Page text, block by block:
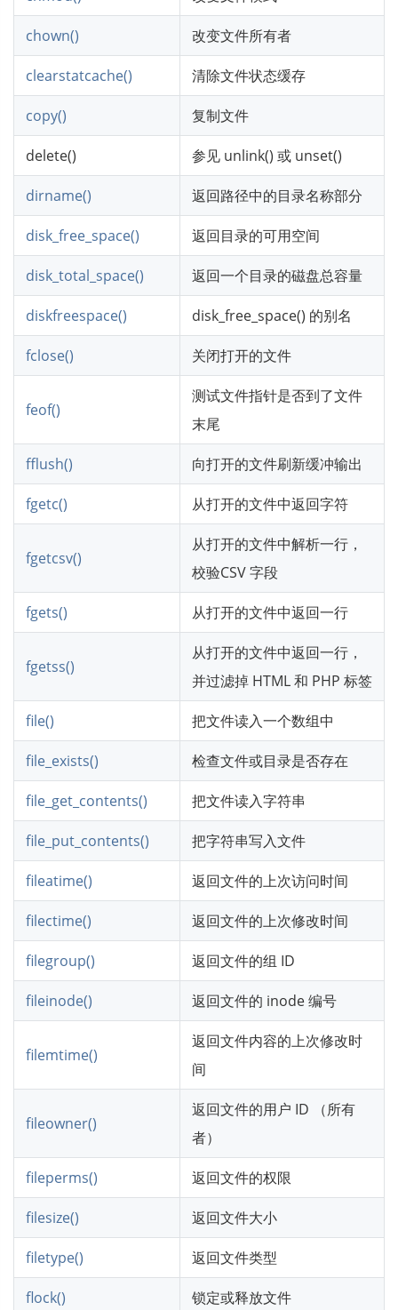
chown() 改变文件所有者
clearstatcache() 清除文件状态缓存
copy() 复制文件
delete() 参见 unlink() 或 unset()
dirname() 返回路径中的目录名称部分
disk_free_space() 返回目录的可用空间
disk_total_space() 返回一个目录的磁盘总容量
diskfreespace() disk_free_space() 的别名
fclose() 关闭打开的文件
feof()
测试文件指针是否到了文件
末尾
fflush() 向打开的文件刷新缓冲输出
fgetc() 从打开的文件中返回字符
fgetcsv()
从打开的文件中解析一行，
校验CSV 字段
fgets() 从打开的文件中返回一行
fgetss()
从打开的文件中返回一行，
并过滤掉 HTML 和 PHP 标签
file() 把文件读入一个数组中
file_exists() 检查文件或目录是否存在
file_get_contents() 把文件读入字符串
file_put_contents() 把字符串写入文件
fileatime() 返回文件的上次访问时间
filectime() 返回文件的上次修改时间
filegroup() 返回文件的组 ID
fileinode() 返回文件的 inode 编号
filemtime()
返回文件内容的上次修改时
间
fileowner()
返回文件的用户 ID （所有
者）
fileperms() 返回文件的权限
filesize() 返回文件大小
filetype() 返回文件类型
flock() 锁定或释放文件